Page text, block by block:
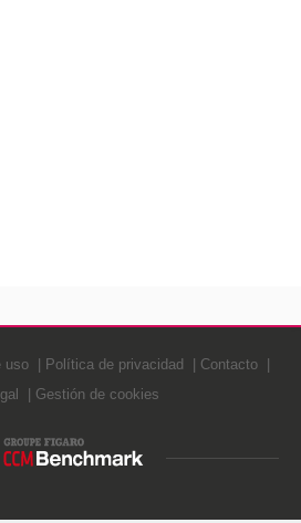
uso Política de privacidad
Contacto
Gestión de cookies